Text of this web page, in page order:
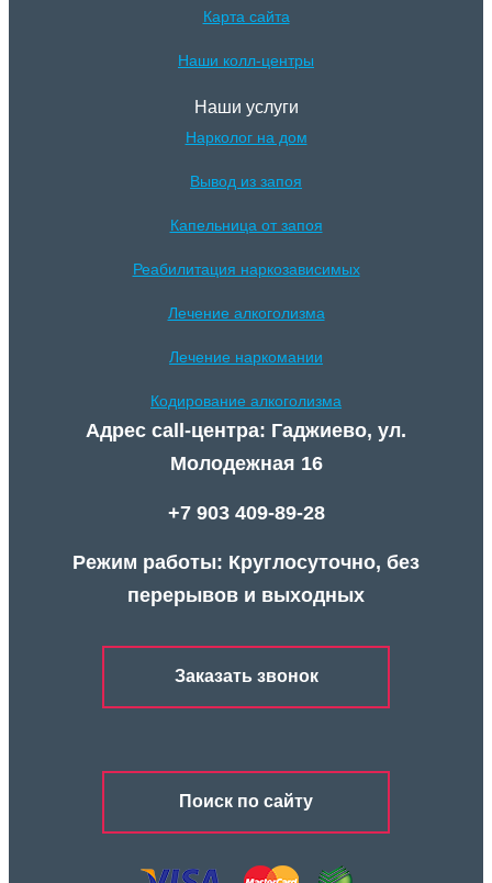
Карта сайта
Наши колл-центры
Наши услуги
Нарколог на дом
Вывод из запоя
Капельница от запоя
Реабилитация наркозависимых
Лечение алкоголизма
Лечение наркомании
Кодирование алкоголизма
Адрес call-центра: Гаджиево, ул.
Молодежная 16
+7 903 409-89-28
Режим работы: Круглосуточно, без
перерывов и выходных
Заказать звонок
Поиск по сайту